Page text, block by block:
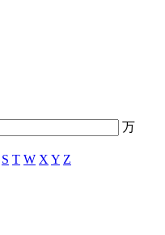
万
S T W X Y Z